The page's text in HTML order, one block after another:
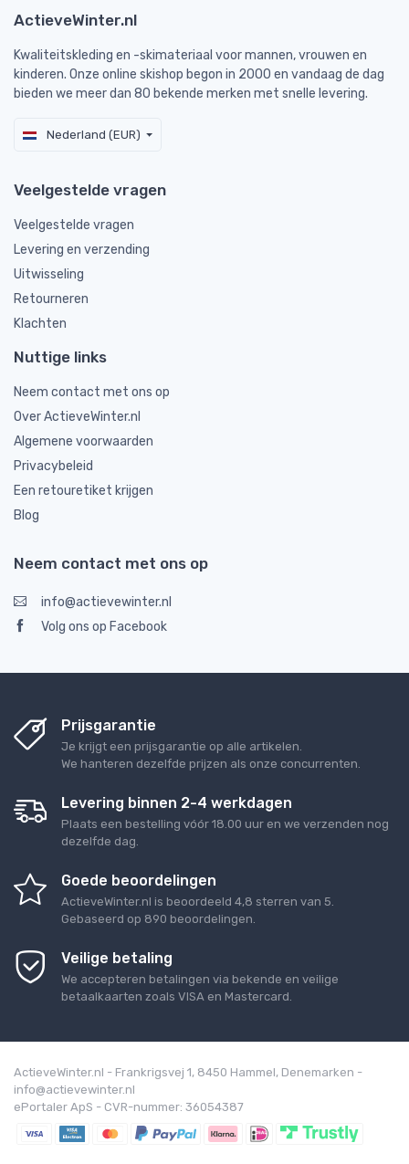
ActieveWinter.nl
Kwaliteitskleding en -skimateriaal voor mannen, vrouwen en
kinderen. Onze online skishop begon in 2000 en vandaag de dag
bieden we meer dan 80 bekende merken met snelle levering.
Nederland (EUR)
Veelgestelde vragen
Veelgestelde vragen
Levering en verzending
Uitwisseling
Retourneren
Klachten
Nuttige links
Neem contact met ons op
Over ActieveWinter.nl
Algemene voorwaarden
Privacybeleid
Een retouretiket krijgen
Blog
Neem contact met ons op
info@actievewinter.nl
Volg ons op Facebook
Prijsgarantie
Je krijgt een prijsgarantie op alle artikelen.
We hanteren dezelfde prijzen als onze concurrenten.
Levering binnen 2-4 werkdagen
Plaats een bestelling vóór 18.00 uur en we verzenden nog
dezelfde dag.
Goede beoordelingen
ActieveWinter.nl is beoordeeld 4,8 sterren van 5
Gebaseerd op 890 beoordelingen.
Veilige betaling
We accepteren betalingen via bekende en veilige
betaalkaarten zoals VISA en Mastercard.
ActieveWinter.nl - Frankrigsvej 1, 8450 Hammel, Denemarken -
info@actievewinter.nl
ePortaler ApS - CVR-nummer: 36054387